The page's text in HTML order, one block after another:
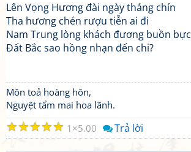
Lên Vọng Hương đài ngày tháng chín
Tha hương chén rượu tiễn ai đi
Nam Trung lòng khách đương buồn bực
Đất Bắc sao hồng nhạn đến chi?
Môn toả hoàng hôn,
Nguyệt tẩm mai hoa lãnh.
☆
☆
☆
☆
☆ 1 5.00 Trả lời